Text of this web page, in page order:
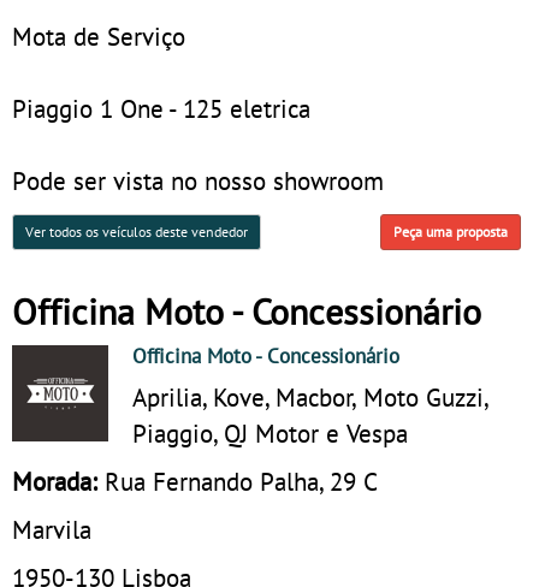
Mota de Serviço
Piaggio 1 One - 125 eletrica
Pode ser vista no nosso showroom
Ver todos os veículos deste vendedor Peça uma proposta
Officina Moto - Concessionário
Officina Moto- Concessionário
Aprilia, Kove, Macbor, Moto Guzzi,
Piaggio, QJ Motor e Vespa
Morada: Rua Fernando Palha, 29 C
Marvila
1950-130 Lisboa